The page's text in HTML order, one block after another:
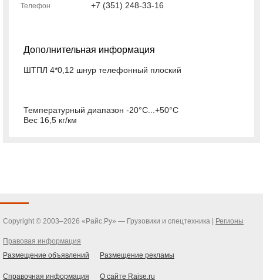
Телефон +7 (351) 248-33-16
Дополнительная информация
ШТПЛ 4*0,12 шнур телефонный плоский
Температурный диапазон -20°С...+50°С
Вес 16,5 кг/км
Copyright © 2003–2026 «Райс.Ру» — Грузовики и спецтехника | Регионы
Правовая информация
Размещение объявлений
Размещение рекламы
Справочная информация О сайте Raise.ru